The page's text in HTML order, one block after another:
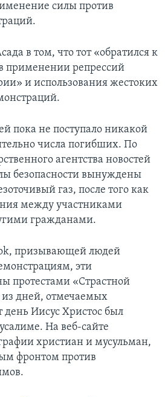
силы против
в том, что тот «обратился к
применении репрессий
и использования жестоких
пока не поступало никакой
числа погибших. По
агентства новостей
безопасности вынуждены
газ, после того как
между участниками
гражданами.
призывающей людей
эти
протестами «Страстной
дней, отмечаемых
день Иисус Христос был
На веб-сайте
христиан и мусульман,
фронтом против